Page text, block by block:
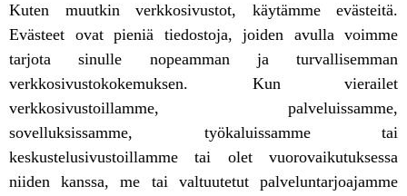
Kuten muutkin verkkosivustot, käytämme evästeitä.
Evästeet ovat pieniä tiedostoja, joiden avulla voimme
tarjota sinulle nopeamman ja turvallisemman
verkkosivustokokemuksen. Kun vierailet
verkkosivustoillamme, palveluissamme,
sovelluksissamme, työkaluissamme tai
keskustelusivustoillamme tai olet vuorovaikutuksessa
niiden kanssa, me tai valtuutetut palveluntarjoajamme